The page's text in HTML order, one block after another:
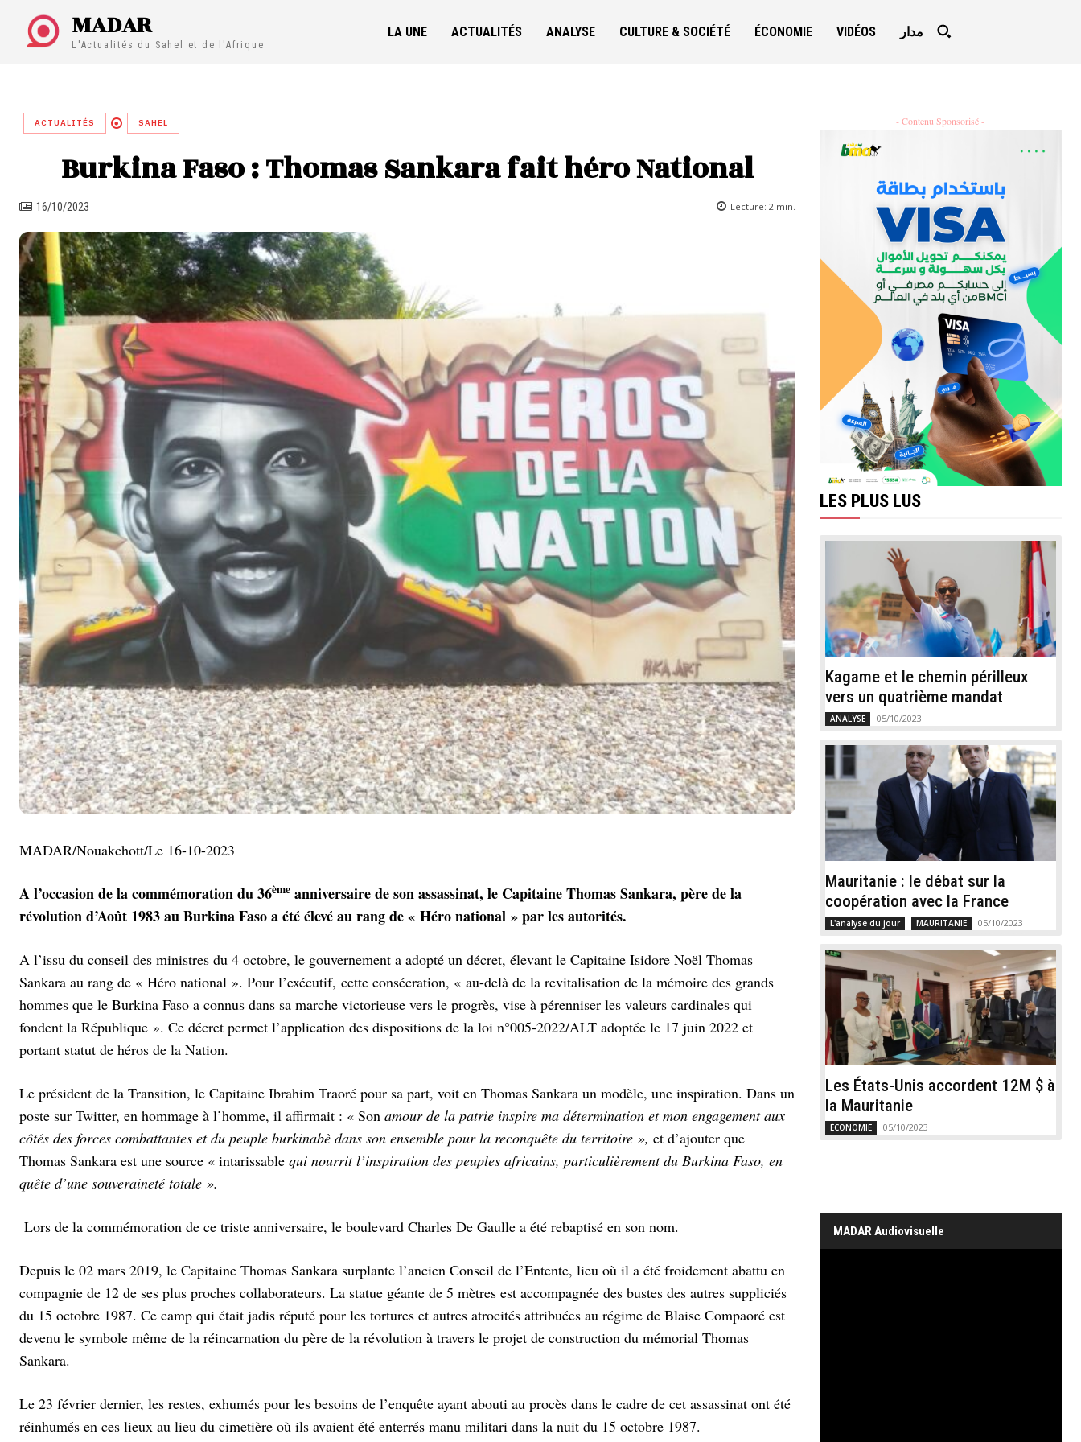
MADAR
L'Actualités du Sahel et de l'Afrique
LA UNE ACTUALITÉS ANALYSE CULTURE & SOCIÉTÉ ÉCONOMIE VIDÉOS مدار
ACTUALITÉS SAHEL
Burkina Faso : Thomas Sankara fait héro National
16/10/2023 Lecture: 2min.
MADAR/Nouakchott/Le 16-10-2023
A l’occasion de la commémoration du 36ème anniversaire de son assassinat, le Capitaine Thomas Sankara, père de la
révolution d’Août 1983 au Burkina Faso a été élevé au rang de « Héro national » par les autorités.
A l’issu du conseil des ministres du 4 octobre, le gouvernement a adopté un décret, élevant le Capitaine Isidore Noël Thomas
Sankara au rang de « Héro national ». Pour l’exécutif, cette consécration, « au-delà de la revitalisation de la mémoire des grands
hommes que le Burkina Faso a connus dans sa marche victorieuse vers le progrès, vise à pérenniser les valeurs cardinales qui
fondent la République ». Ce décret permet l’application des dispositions de la loi n°005-2022/ALT adoptée le 17 juin 2022 et
portant statut de héros de la Nation.
Le président de la Transition, le Capitaine Ibrahim Traoré pour sa part, voit en Thomas Sankara un modèle, une inspiration. Dans un
poste sur Twitter, en hommage à l’homme, il affirmait : « Son amour de la patrie inspire ma détermination et mon engagement aux
côtés des forces combattantes et du peuple burkinabè dans son ensemble pour la reconquête du territoire », et d’ajouter que
Thomas Sankara est une source « intarissable qui nourrit l’inspiration des peuples africains, particulièrement du Burkina Faso, en
quête d’une souveraineté totale ».
Lors de la commémoration de ce triste anniversaire, le boulevard Charles De Gaulle a été rebaptisé en son nom.
Depuis le 02 mars 2019, le Capitaine Thomas Sankara surplante l’ancien Conseil de l’Entente, lieu où il a été froidement abattu en
compagnie de 12 de ses plus proches collaborateurs. La statue géante de 5 mètres est accompagnée des bustes des autres suppliciés
du 15 octobre 1987. Ce camp qui était jadis réputé pour les tortures et autres atrocités attribuées au régime de Blaise Compaoré est
devenu le symbole même de la réincarnation du père de la révolution à travers le projet de construction du mémorial Thomas
Sankara.
Le 23 février dernier, les restes, exhumés pour les besoins de l’enquête ayant abouti au procès dans le cadre de cet assassinat ont été
réinhumés en ces lieux au lieu du cimetière où ils avaient été enterrés manu militari dans la nuit du 15 octobre 1987.
- Contenu Sponsorisé -
LES PLUS LUS
Kagame et le chemin périlleux
vers un quatrième mandat
ANALYSE 05/10/2023
Mauritanie : le débat sur la
coopération avec la France
L'analyse du jour MAURITANIE 05/10/2023
Les États-Unis accordent 12M $ à
la Mauritanie
ÉCONOMIE 05/10/2023
MADAR Audiovisuelle